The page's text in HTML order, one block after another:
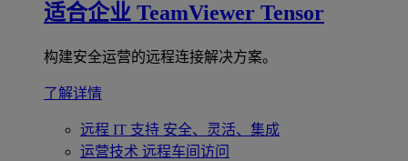
适合企业 TeamViewer Tensor
构建安全运营的远程连接解决方案。
了解详情
远程 IT 支持 安全、灵活、集成
运营技术 远程车间访问